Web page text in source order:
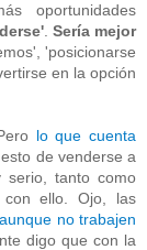
oportunidades
. Sería mejor
'posicionarse
en la opción
lo que cuenta
de venderse a
serio, tanto como
con ello. Ojo, las
no trabajen
digo que con la